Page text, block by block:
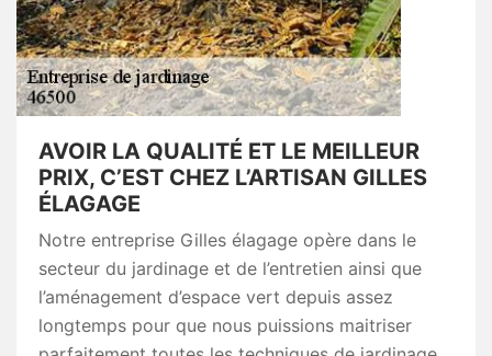
AVOIR LA QUALITÉ ET LE MEILLEUR
PRIX, C’EST CHEZ L’ARTISAN GILLES
ÉLAGAGE
Notre entreprise Gilles élagage opère dans le
secteur du jardinage et de l’entretien ainsi que
l’aménagement d’espace vert depuis assez
longtemps pour que nous puissions maitriser